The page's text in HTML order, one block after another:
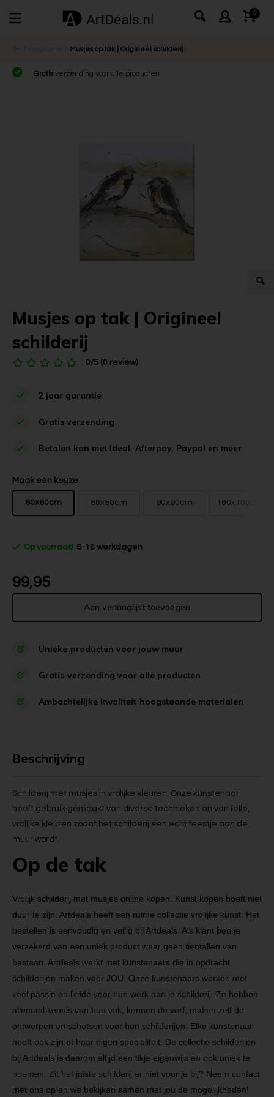
0
Musjes op tak | Origineel schilderij
Gratis verzending voor alle producten
Musjes op tak | Origineel
schilderij
0/5 (0 review)
2 jaar garantie
Gratis verzending
Betalen kan met Ideal, Afterpay, Paypal en meer
Maak een keuze
60x60cm 80x80cm 90x90cm 100x100cm
Op voorraad 6-10 werkdagen
99,95
Aan verlanglijst toevoegen
Unieke producten voor jouw muur
Gratis verzending voor alle producten
Ambachtelijke kwaliteit hoogstaande materialen
Beschrijving
Schilderij met musjes in vrolijke kleuren. Onze kunstenaar
heeft gebruik gemaakt van diverse technieken en van felle,
vrolijke kleuren zodat het schilderij een echt feestje aan de
muur wordt.
Op de tak
Vrolijk schilderij met musjes online kopen. Kunst kopen hoeft niet
duur te zijn. Artdeals heeft een ruime collectie vrolijke kunst. Het
bestellen is eenvoudig en veilig bij Artdeals. Als klant ben je
verzekerd van een uniek product waar geen tientallen van
bestaan. Artdeals werkt met kunstenaars die in opdracht
schilderijen maken voor JOU. Onze kunstenaars werken met
veel passie en liefde voor hun werk aan je schilderij. Ze hebben
allemaal kennis van hun vak, kennen de verf, maken zelf de
ontwerpen en schetsen voor hun schilderijen. Elke kunstenaar
heeft ook zijn of haar eigen specialiteit. De collectie schilderijen
bij Artdeals is daarom altijd een tikje eigenwijs en ook uniek te
noemen. Zit het juiste schilderij er niet voor je bij? Neem contact
met ons op en we bekijken samen met jou de mogelijkheden!